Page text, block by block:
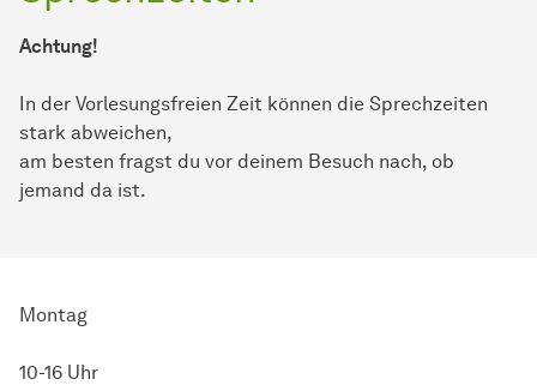
Achtung!
In der Vorlesungsfreien Zeit können die Sprechzeiten
stark abweichen,
am besten fragst du vor deinem Besuch nach, ob
jemand da ist.
Montag
10-16 Uhr